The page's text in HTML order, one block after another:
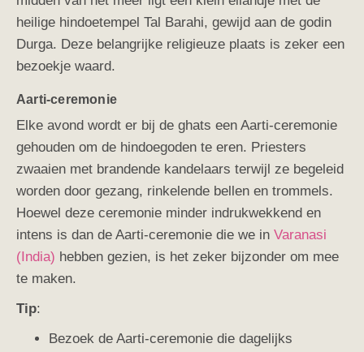
heilige hindoetempel Tal Barahi, gewijd aan de godin
Durga. Deze belangrijke religieuze plaats is zeker een
bezoekje waard.
Aarti-ceremonie
Elke avond wordt er bij de ghats een Aarti-ceremonie
gehouden om de hindoegoden te eren. Priesters
zwaaien met brandende kandelaars terwijl ze begeleid
worden door gezang, rinkelende bellen en trommels.
Hoewel deze ceremonie minder indrukwekkend en
intens is dan de Aarti-ceremonie die we in Varanasi
(India) hebben gezien, is het zeker bijzonder om mee
te maken.
Tip:
Bezoek de Aarti-ceremonie die dagelijks